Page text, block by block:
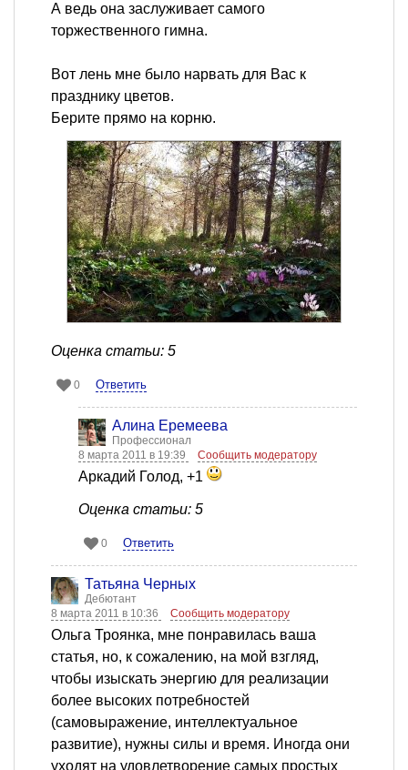
А ведь она заслуживает самого
торжественного гимна.
Вот лень мне было нарвать для Вас к
празднику цветов.
Берите прямо на корню.
Оценка статьи: 5
0 Ответить
Алина Еремеева
Профессионал
8 марта 2011 в 19:39
Сообщить модератору
Аркадий Голод, +1
Оценка статьи: 5
0 Ответить
Татьяна Черных
Дебютант
8 марта 2011 в 10:36
Сообщить модератору
Ольга Троянка, мне понравилась ваша
статья, но, к сожалению, на мой взгляд,
чтобы изыскать энергию для реализации
более высоких потребностей
(самовыражение, интеллектуальное
развитие), нужны силы и время. Иногда они
уходят на удовлетворение самых простых